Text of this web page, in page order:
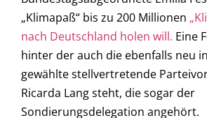
„Klimapaß“ bis zu 200 Millionen
nach Deutschland holen will. Eine
hinter der auch die ebenfalls neu
gewählte stellvertretende
Ricarda Lang steht, die sogar der
Sondierungsdelegation angehört.